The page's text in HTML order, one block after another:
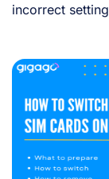
incorrect